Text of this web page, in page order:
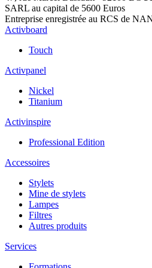
SARL au capital de 5600 Euros
Entreprise enregistrée au RCS de
Activboard
Touch
Activpanel
Nickel
Titanium
Activinspire
Professional Edition
Accessoires
Stylets
Mine de stylets
Lampes
Filtres
Autres produits
Services